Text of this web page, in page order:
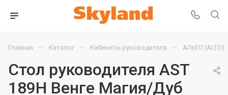
Главная — Каталог — Кабинеты руководителя — АЛЬТО (ALTO)
Стол руководителя AST
189H Венге Магия/Дуб